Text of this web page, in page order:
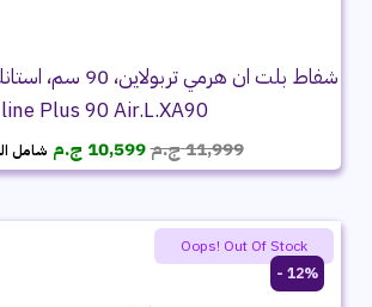
line Plus 90 Air.L.XA90
11,999ج.مالسعر
الأصلي
11,999 ج.م.
10,599 ج.م السعر
الحالي
10,599
شامل
12% -
Oops! Out Of Stock